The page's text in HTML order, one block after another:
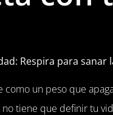
Respira para sanar
un peso que
tiene que definir tu